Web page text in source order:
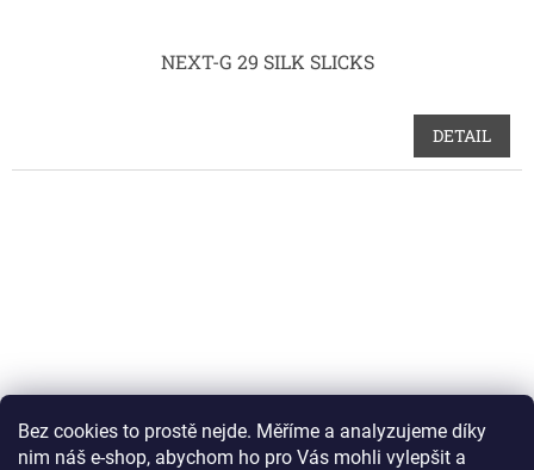
Bez cookies to prostě nejde. Měříme a analyzujeme díky
nim náš e-shop, abychom ho pro Vás mohli vylepšit a
NEXT-G 29 SILK SLICKS
DETAIL